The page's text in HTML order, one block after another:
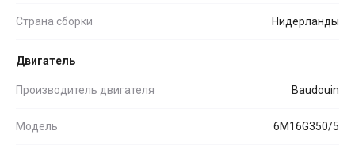
Страна сборки Нидерланды
Двигатель
Производитель двигателя Baudouin
Модель 6M16G350/5